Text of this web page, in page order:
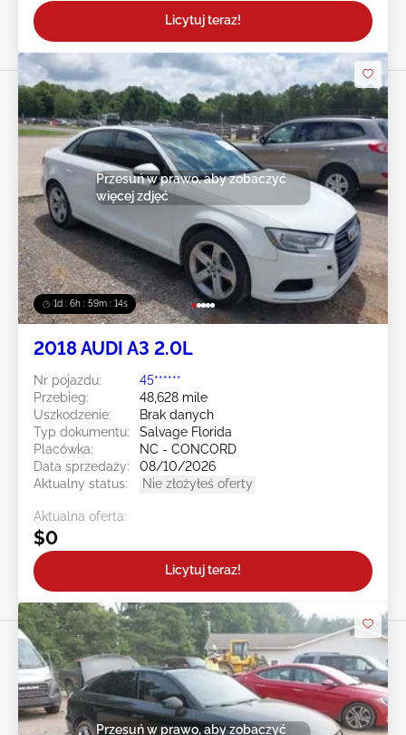
Licytuj teraz!
1d : 6h : 59m : 11s
Przesuń w prawo, aby zobaczyć
więcej zdjęć
2018 AUDI A3 2.0L
Nr pojazdu:
45******
Przebieg:
48,628 mile
Uszkodzenie:
Brak danych
Typ dokumentu:
Salvage Florida
Placówka:
NC - CONCORD
Data sprzedaży:
08/10/2026
Aktualny status:
Nie złożyłeś oferty
Aktualna oferta:
$0
Licytuj teraz!
Przesuń w prawo, aby zobaczyć